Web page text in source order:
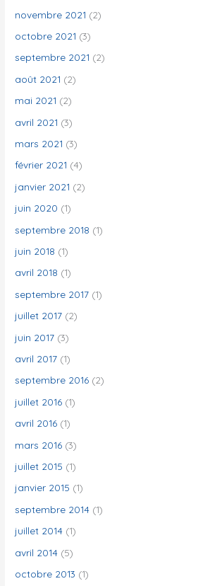
novembre 2021 (2)
octobre 2021 (3)
septembre 2021 (2)
août 2021 (2)
mai 2021 (2)
avril 2021 (3)
mars 2021 (3)
février 2021 (4)
janvier 2021 (2)
juin 2020 (1)
septembre 2018 (1)
juin 2018 (1)
avril 2018 (1)
septembre 2017 (1)
juillet 2017 (2)
juin 2017 (3)
avril 2017 (1)
septembre 2016 (2)
juillet 2016 (1)
avril 2016 (1)
mars 2016 (3)
juillet 2015 (1)
janvier 2015 (1)
septembre 2014 (1)
juillet 2014 (1)
avril 2014 (5)
octobre 2013 (1)